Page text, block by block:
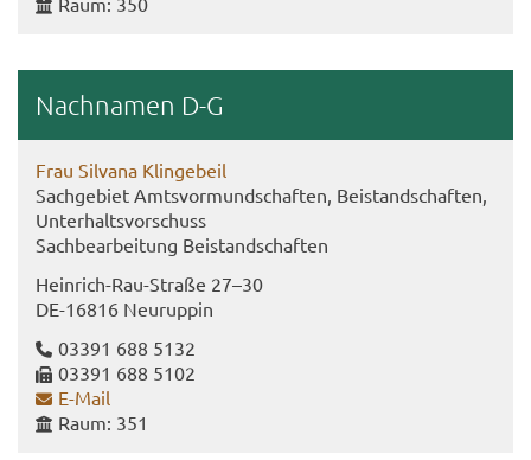
Nach­na­men D-G
Frau Sil­va­na Klin­ge­beil
Sach­ge­biet Amts­vor­mund­schaf­ten, Bei­stand­schaf­ten,
Un­ter­halts­vor­schuss
Sach­be­ar­bei­tung Bei­stand­schaf­ten
Heinrich-​Rau-Straße 27–30
DE-​16816 Neu­rup­pin
03391 688 5132
03391 688 5102
E-​Mail
Raum: 351